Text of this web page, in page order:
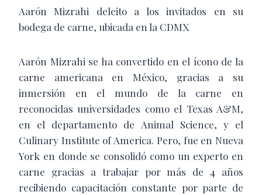
Aarón Mizrahi deleito a los invitados en su
bodega de carne, ubicada en la CDMX
Aarón Mizrahi se ha convertido en el ícono de la
carne americana en México, gracias a su
inmersión en el mundo de la carne en
reconocidas universidades como el Texas A&M,
en el departamento de Animal Science, y el
Culinary Institute of America. Pero, fue en Nueva
York en donde se consolidó como un experto en
carne gracias a trabajar por más de 4 años
recibiendo capacitación constante por parte de